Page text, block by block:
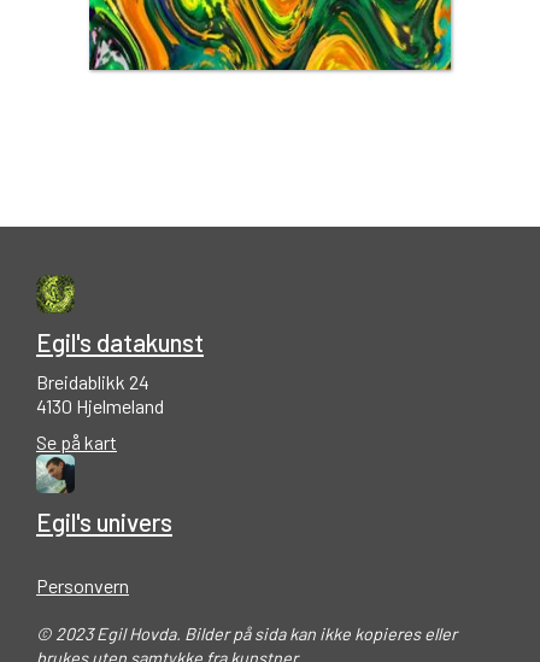
Egil's datakunst
Breidablikk 24
4130 Hjelmeland
Se på kart
Egil's univers
Personvern
© 2023 Egil Hovda. Bilder på sida kan ikke kopieres eller
brukes uten samtykke fra kunstner.